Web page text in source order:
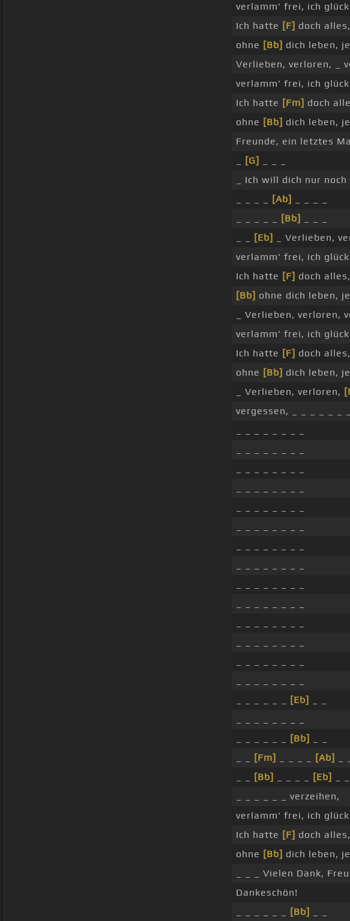
verlamm' frei, ich
Ich hatte [F] doch
ohne [Bb] dich leben,
Verlieben, verloren, _
verlamm' frei, ich
Ich hatte [Fm] doch
ohne [Bb] dich leben,
Freunde, ein letztes
[G]
_ Ich will dich nur noch
[Ab]
[Bb]
[Eb]
_ Verlieben,
verlamm' frei, ich
Ich hatte [F] doch alles,
[Bb] ohne dich leben,
_ Verlieben, verloren,
verlamm' frei, ich
Ich hatte [F] doch alles,
ohne [Bb] dich leben,
_ Verlieben, verloren,
vergessen, _ _ _ _ _ _ _
[Eb]
[Bb]
[Fm] [Ab]
[Bb] [Eb]
_ _ _ _ _ _ verzeihen,
verlamm' frei, ich
Ich hatte [F] doch
ohne [Bb] dich leben,
_ _ _ Vielen Dank,
Dankeschön!
[Bb]